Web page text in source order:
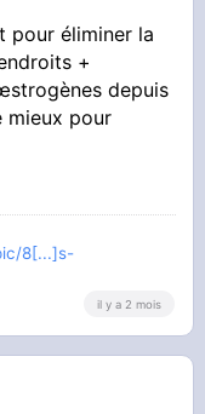
pour éliminer la
+
depuis
mieux pour
8[...]s-
il y a 2 mois